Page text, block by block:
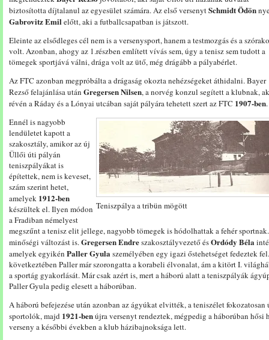
biztosította díjtalanul az egyesület számára. Az első versenytSchmidt Ödön
Gabrovitz Emilelőtt, aki a futballcsapatban is játszott.
Eleinte az elsődleges cél nem is a versenysport, hanem a testmozgás és a
volt. Azonban, ahogy az 1.részben említett vívás sem, úgy a tenisz sem tudott a
tömegek sportjává válni, drága volt az ütő, még drágább a pályabérlet.
Az FTC azonban megpróbálta a drágaság okozta nehézségeket áthidalni. Bayer
Rezső felajánlása után Gregersen Nilsen, a norvég konzul segített a klubnak,
révén a Ráday és a Lónyai utcában saját pályára tehetett szert az FTC 1907-ben.
Teniszpálya a tribün mögött
Ennél is nagyobb
lendületet kapott a
szakosztály, amikor az új
Üllői úti pályán
teniszpályákat is
építettek, nem is keveset,
szám szerint hetet,
amelyek 1912-ben
készültek el. Ilyen módon
a Fradiban némelyest
megszűnt a tenisz elit jellege, nagyobb tömegek is hódolhattak a fehér
minőségi változást is.Gregersen Endreszakosztályvezető ésOrdódy Béla
amelyek egyikén Paller Gyula személyében egy igazi őstehetséget fedeztek
következtében Paller már szorongatta a korabeli élvonalat, ám a kitört I.
a sportág gyakorlását. Már csak azért is, mert a háború alatt a teniszpályák
Paller Gyula pedig elesett a háborúban.
A háború befejezése után azonban az ágyúkat elvitték, a teniszélet
sportolók, majd 1921-benújra versenyt rendeztek, mégpedig a háborúban
verseny a későbbi években a klub házibajnoksága lett.